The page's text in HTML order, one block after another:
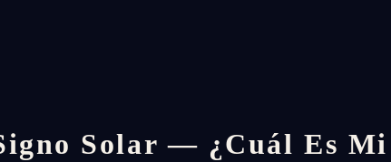
Solar — ¿Cuál Es Mi